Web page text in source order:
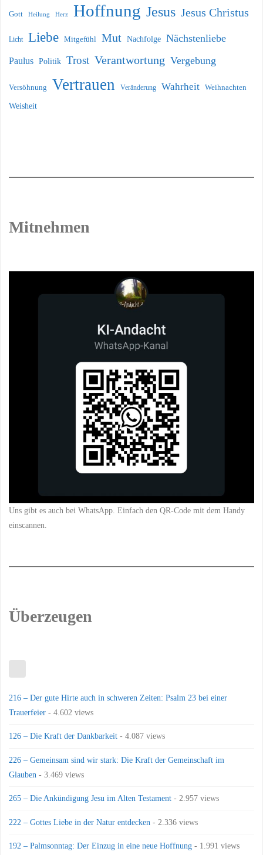
Gott Heilung Herz Hoffnung Jesus Jesus Christus
Licht Liebe Mitgefühl Mut Nachfolge Nächstenliebe
Paulus Politik Trost Verantwortung Vergebung
Versöhnung Vertrauen Veränderung Wahrheit Weihnachten
Weisheit
Mitnehmen
Uns gibt es auch bei WhatsApp. Einfach den QR-Code mit dem Handy
einscannen.
Überzeugen
216 – Der gute Hirte auch in schweren Zeiten: Psalm 23 bei einer
Trauerfeier - 4.602 views
126 – Die Kraft der Dankbarkeit - 4.087 views
226 – Gemeinsam sind wir stark: Die Kraft der Gemeinschaft im
Glauben - 3.469 views
265 – Die Ankündigung Jesu im Alten Testament - 2.957 views
222 – Gottes Liebe in der Natur entdecken - 2.336 views
192 – Palmsonntag: Der Einzug in eine neue Hoffnung - 1.991 views